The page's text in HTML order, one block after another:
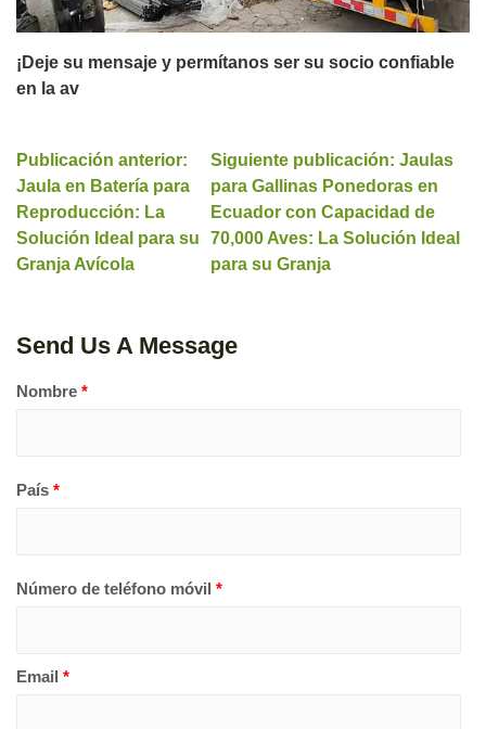
¡Deje su mensaje y permítanos ser su socio confiable
en la av
Publicación anterior:
Jaula en Batería para
Reproducción: La
Solución Ideal para su
Granja Avícola
Siguiente publicación: Jaulas
para Gallinas Ponedoras en
Ecuador con Capacidad de
70,000 Aves: La Solución Ideal
para su Granja
Send Us A Message
Nombre *
País *
Número de teléfono móvil *
Email *